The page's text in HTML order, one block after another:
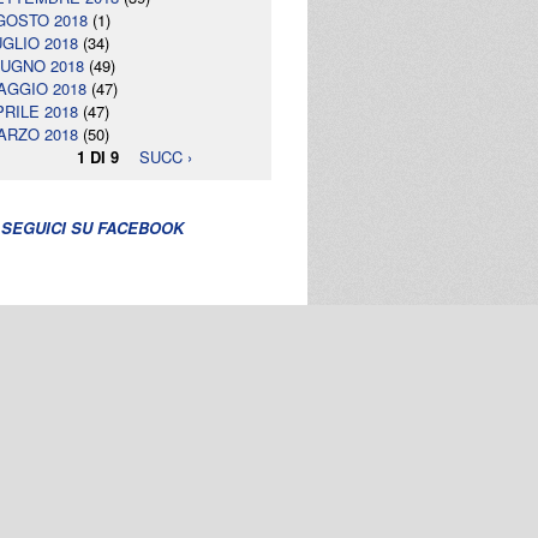
2018 (1)
2018 (34)
2018 (49)
2018 (47)
2018 (47)
2018 (50)
1 DI 9
SUCC ›
SEGUICI SU FACEBOOK